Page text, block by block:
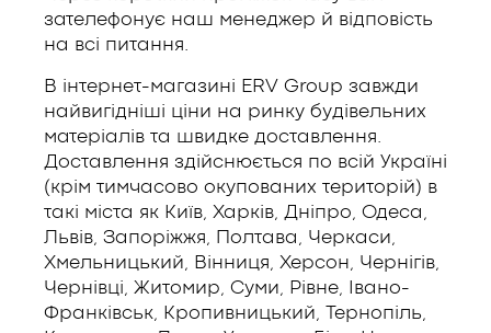
зателефонує наш менеджер й відповість
на всі питання.
В інтернет-магазині ERV Group завжди
найвигідніші ціни на ринку будівельних
матеріалів та швидке доставлення.
Доставлення здійснюється по всій Україні
(крім тимчасово окупованих територій) в
такі міста як Київ, Харків, Дніпро, Одеса,
Львів, Запоріжжя, Полтава, Черкаси,
Хмельницький, Вінниця, Херсон, Чернігів,
Чернівці, Житомир, Суми, Рівне, Івано-
Франківськ, Кропивницький, Тернопіль,